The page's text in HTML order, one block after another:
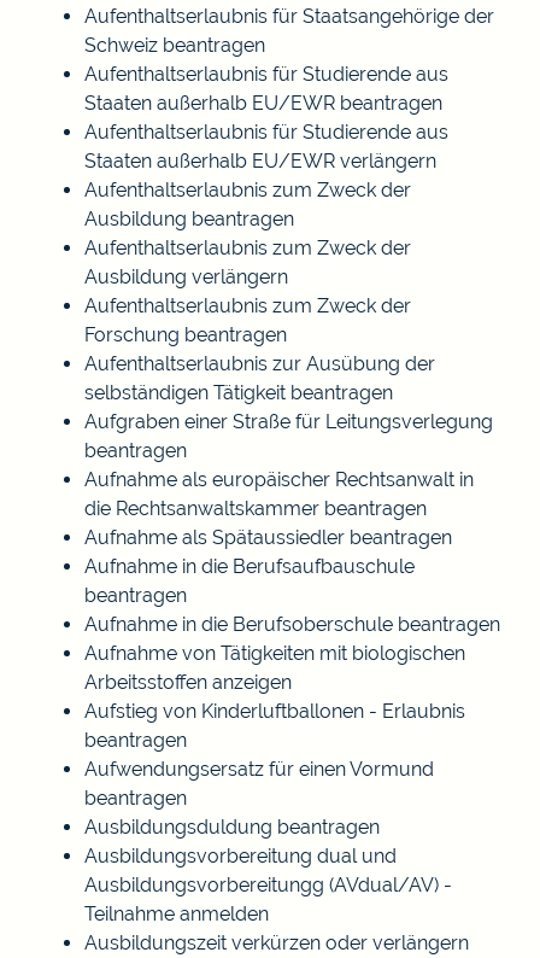
Aufenthaltserlaubnis für Staatsangehörige der
Schweiz beantragen
Aufenthaltserlaubnis für Studierende aus
Staaten außerhalb EU/EWR beantragen
Aufenthaltserlaubnis für Studierende aus
Staaten außerhalb EU/EWR verlängern
Aufenthaltserlaubnis zum Zweck der
Ausbildung beantragen
Aufenthaltserlaubnis zum Zweck der
Ausbildung verlängern
Aufenthaltserlaubnis zum Zweck der
Forschung beantragen
Aufenthaltserlaubnis zur Ausübung der
selbständigen Tätigkeit beantragen
Aufgraben einer Straße für Leitungsverlegung
beantragen
Aufnahme als europäischer Rechtsanwalt in
die Rechtsanwaltskammer beantragen
Aufnahme als Spätaussiedler beantragen
Aufnahme in die Berufsaufbauschule
beantragen
Aufnahme in die Berufsoberschule beantragen
Aufnahme von Tätigkeiten mit biologischen
Arbeitsstoffen anzeigen
Aufstieg von Kinderluftballonen - Erlaubnis
beantragen
Aufwendungsersatz für einen Vormund
beantragen
Ausbildungsduldung beantragen
Ausbildungsvorbereitung dual und
Ausbildungsvorbereitungg (AVdual/AV) -
Teilnahme anmelden
Ausbildungszeit verkürzen oder verlängern